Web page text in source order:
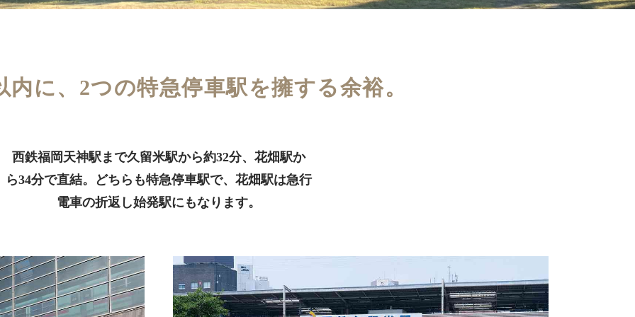
内に、2つの特急停車駅を擁する余裕。
西鉄福岡天神駅まで久留米駅から約32分、花畑駅か
ら34分で直結。どちらも特急停車駅で、花畑駅は急行
電車の折返し始発駅にもなります。